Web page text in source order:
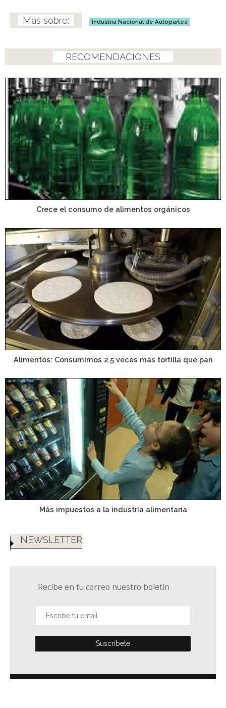
Industria Nacional de Autopartes
RECOMENDACIONES
Crece el consumo de alimentos orgánicos
Alimentos: Consumimos 2.5 veces más tortilla que pan
Más impuestos a la industria alimentaria
NEWSLETTER
Recibe en tu correo nuestro boletín